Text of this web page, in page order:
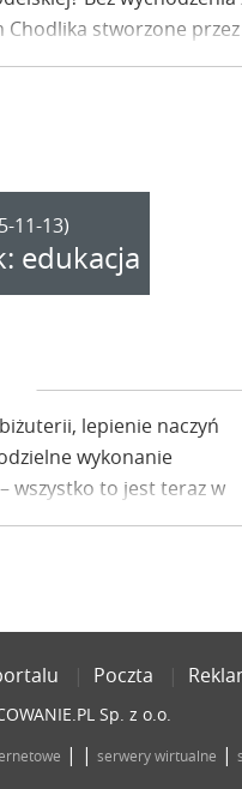
stworzone przez
Akademii Nauk już
11-13)
edukacja
lepienie naczyń
wykonanie
wszystko to jest teraz w
w Kazimierzu
Poczta
Sp. z o.o.
| | serwery wirtualne |